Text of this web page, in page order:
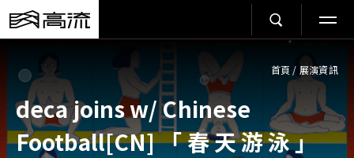
首頁 / 展演資訊
deca joins w/ Chinese
Football[CN] 「 春 天 游 泳 」